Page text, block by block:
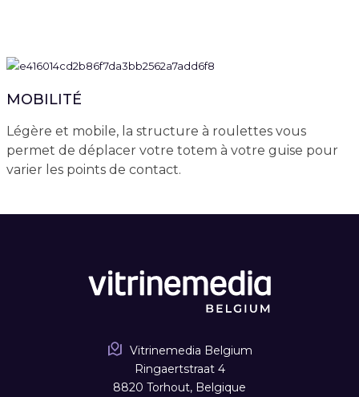
MOBILITÉ
Légère et mobile, la structure à roulettes vous
permet de déplacer votre totem à votre guise pour
varier les points de contact.
Vitrinemedia Belgium
Ringaertstraat 4
8820 Torhout, Belgique